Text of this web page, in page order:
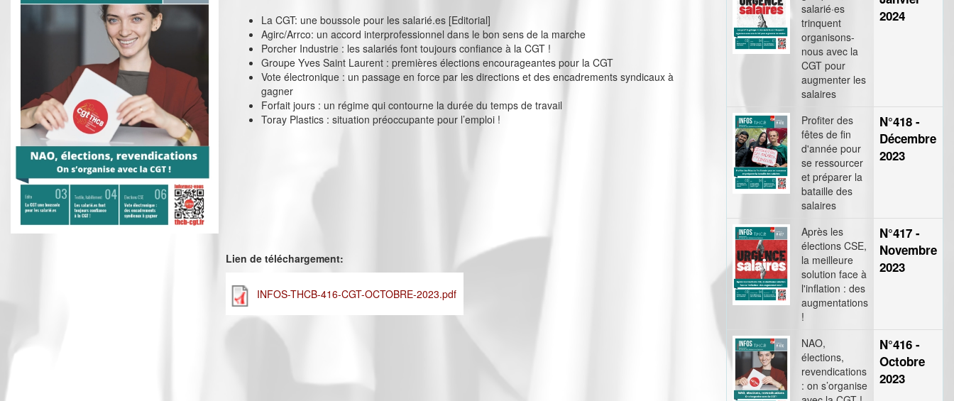
La CGT: une boussole pour les salarié.es [Editorial]
Agirc/Arrco: un accord interprofessionnel dans le bon sens de la marche
Porcher Industrie : les salariés font toujours confiance à la CGT !
Groupe Yves Saint Laurent : premières élections encourageantes pour la CGT
Vote électronique : un passage en force par les directions et des encadrements syndicaux à
gagner
Forfait jours : un régime qui contourne la durée du temps de travail
Toray Plastics : situation préoccupante pour l’emploi !
Lien de téléchargement:
INFOS-THCB-416-CGT-OCTOBRE-2023.pdf
salarié·es
trinquent
organisons-
nous avec la
CGT pour
augmenter les
salaires
2024
Profiter des
fêtes de fin
d'année pour
se ressourcer
et préparer la
bataille des
salaires
N°418 -
Décembre
2023
Après les
élections CSE,
la meilleure
solution face à
l'inflation : des
augmentations
!
N°417 -
Novembre
2023
NAO,
élections,
revendications
: on s’organise
N°416 -
Octobre
2023